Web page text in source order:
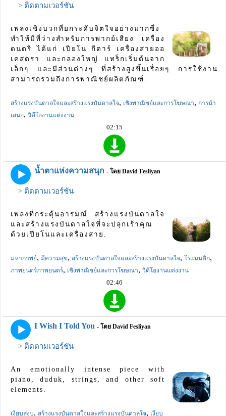
> ติดตามเวอร์ชัน
เพลงเชิงบวกที่ยกระดับจิตใจอย่างมากซึ่ง
ทำให้มีที่ว่างสำหรับการพากย์เสียง เครื่อง
ดนตรี ได้แก่ เปียโน กีตาร์ เครื่องสายออ
เคสตรา และกลองใหญ่ แทร็กเริ่มต้นจาก
เล็กๆ และมีส่วนต่างๆ ที่สร้างสูงขึ้นเรื่อยๆ การใช้งาน
สามารถรวมถึงการพาณิชย์ผลิตภัณฑ์.
สร้างแรงบันดาลใจและสร้างแรงบันดาลใจ, เชิงพาณิชย์และการโฆษณา, การนำ
เสนอ, วิดีโองานแต่งงาน
02:15
น้ำตาแห่งความสนุก - โดย David Fesliyan
> ติดตามเวอร์ชัน
เพลงที่กระตุ้นอารมณ์ สร้างแรงบันดาลใจ
และสร้างแรงบันดาลใจที่จะปลุกเร้าคุณ
ด้วยเปียโนและเครื่องสาย.
มหากาพย์, มีความสุข, สร้างแรงบันดาลใจและสร้างแรงบันดาลใจ, โรแมนติก,
ภาพยนตร์ภาพยนตร์, เชิงพาณิชย์และการโฆษณา, วิดีโองานแต่งงาน
02:46
I Wish I Told You - โดย David Fesliyan
> ติดตามเวอร์ชัน
An emotionally intense piece with
piano, duduk, strings, and other soft
elements.
เงียบสงบ, สร้างแรงบันดาลใจและสร้างแรงบันดาลใจ, เงียบ